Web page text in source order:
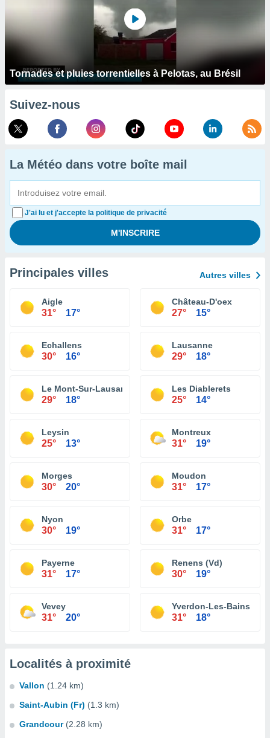
Tornades et pluies torrentielles à Pelotas, au Brésil
Suivez-nous
La Météo dans votre boîte mail
J'ai lu et j'accepte la politique de privacité
Principales villes Autres villes
Aigle
31° 17°
Château-D'oex
27° 15°
Echallens
30° 16°
Lausanne
29° 18°
Le Mont-Sur-Lausanne
29° 18°
Les Diablerets
25° 14°
Leysin
25° 13°
Montreux
31° 19°
Morges
30° 20°
Moudon
31° 17°
Nyon
30° 19°
Orbe
31° 17°
Payerne
31° 17°
Renens (Vd)
30° 19°
Vevey
31° 20°
Yverdon-Les-Bains
31° 18°
Localités à proximité
Vallon (1.24 km)
Saint-Aubin (Fr) (1.3 km)
Grandcour (2.28 km)